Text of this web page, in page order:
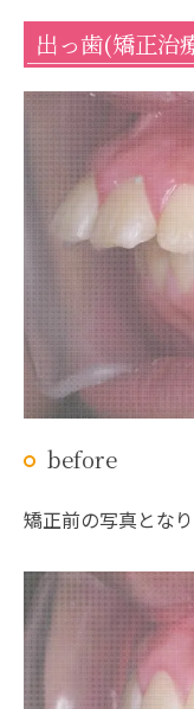
出っ歯(矯正治
before
矯正前の写真となり